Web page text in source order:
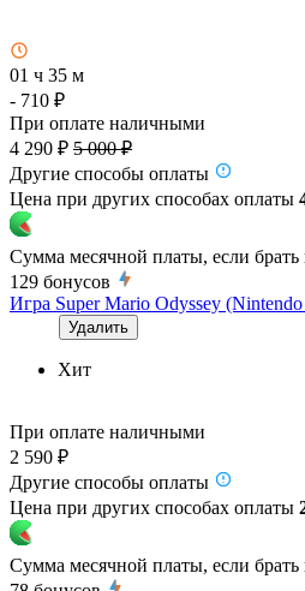
01 ч 35 м
- 710 ₽
При оплате наличными
4 290 ₽ 5 000 ₽
Другие способы оплаты
Цена при других способах оплаты
Сумма месячной платы, если брать
129 бонусов
Игра Super Mario Odyssey
Удалить
Хит
При оплате наличными
2 590 ₽
Другие способы оплаты
Цена при других способах оплаты
Сумма месячной платы, если брать